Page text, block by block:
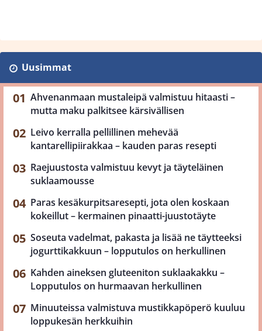
Uusimmat
Ahvenanmaan mustaleipä valmistuu hitaasti –
mutta maku palkitsee kärsivällisen
Leivo kerralla pellillinen mehevää
kantarellipiirakkaa – kauden paras resepti
Raejuustosta valmistuu kevyt ja täyteläinen
suklaamousse
Paras kesäkurpitsaresepti, jota olen koskaan
kokeillut – kermainen pinaatti-juustotäyte
Soseuta vadelmat, pakasta ja lisää ne täytteeksi
jogurttikakkuun – lopputulos on herkullinen
Kahden aineksen gluteeniton suklaakakku –
Lopputulos on hurmaavan herkullinen
Minuuteissa valmistuva mustikkapöperö kuuluu
loppukesän herkkuihin